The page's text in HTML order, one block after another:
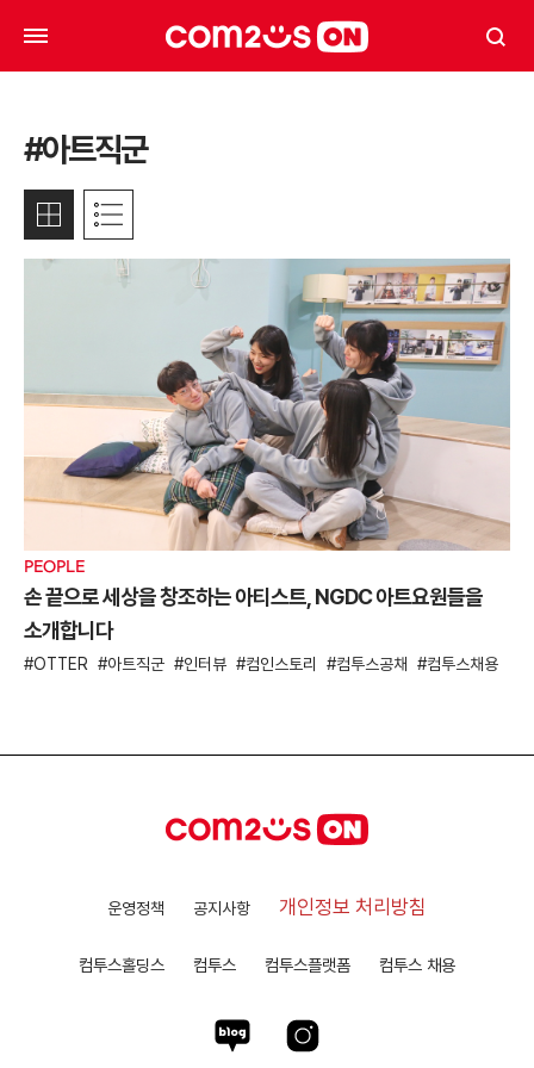
#아트직군
PEOPLE
손 끝으로 세상을 창조하는 아티스트, NGDC 아트요원들을
소개합니다
OTTER 아트직군 인터뷰 컴인스토리 컴투스공채 컴투스채용
운영정책 공지사항 개인정보 처리방침
컴투스홀딩스 컴투스 컴투스플랫폼 컴투스 채용